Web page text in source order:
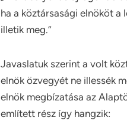
ha a köztársasági elnököt
illetik meg.”
Javaslatuk szerint a volt
elnök özvegyét ne illessék
elnök megbízatása az
említett rész így hangzik: